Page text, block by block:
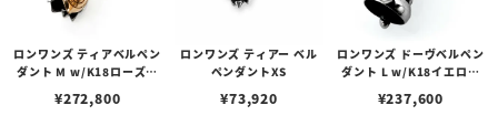
ロンワンズ ティアベルペン
ダント M w/K18ローズゴ
¥272,800
ロンワンズ ティアー ベル
ペンダントXS
¥73,920
ロンワンズ ドーヴベルペン
ダント L w/K18イエロー
¥237,600